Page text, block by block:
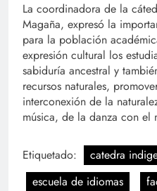
La coordinadora de la
Magaña, expresó la
para la población
expresión cultural los
sabiduría ancestral y
recursos naturales,
interconexión de la
música, de la danza con el
Etiquetado: catedra
escuela de idiomas